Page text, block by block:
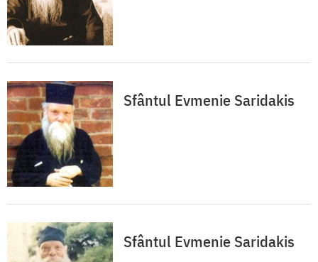
Sfântul Evmenie Saridakis
Sfântul Evmenie Saridakis